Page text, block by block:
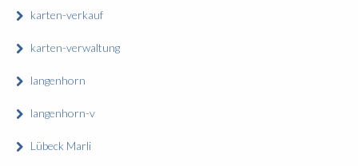
karten-verkauf
karten-verwaltung
langenhorn
langenhorn-v
Lübeck Marli